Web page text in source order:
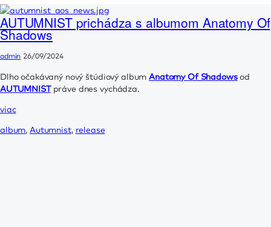
AUTUMNIST prichádza s albumom Anatomy Of
Shadows
admin 26/09/2024
Dlho očakávaný nový štúdiový albumAnatomy Of Shadowsod
AUTUMNISTpráve dnes vychádza.
viac
album,Autumnist, release